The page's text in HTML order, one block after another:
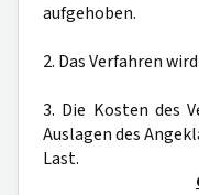
aufgehoben.
2. Das Verfahren
3. Die Kosten des
Auslagen des
Last.